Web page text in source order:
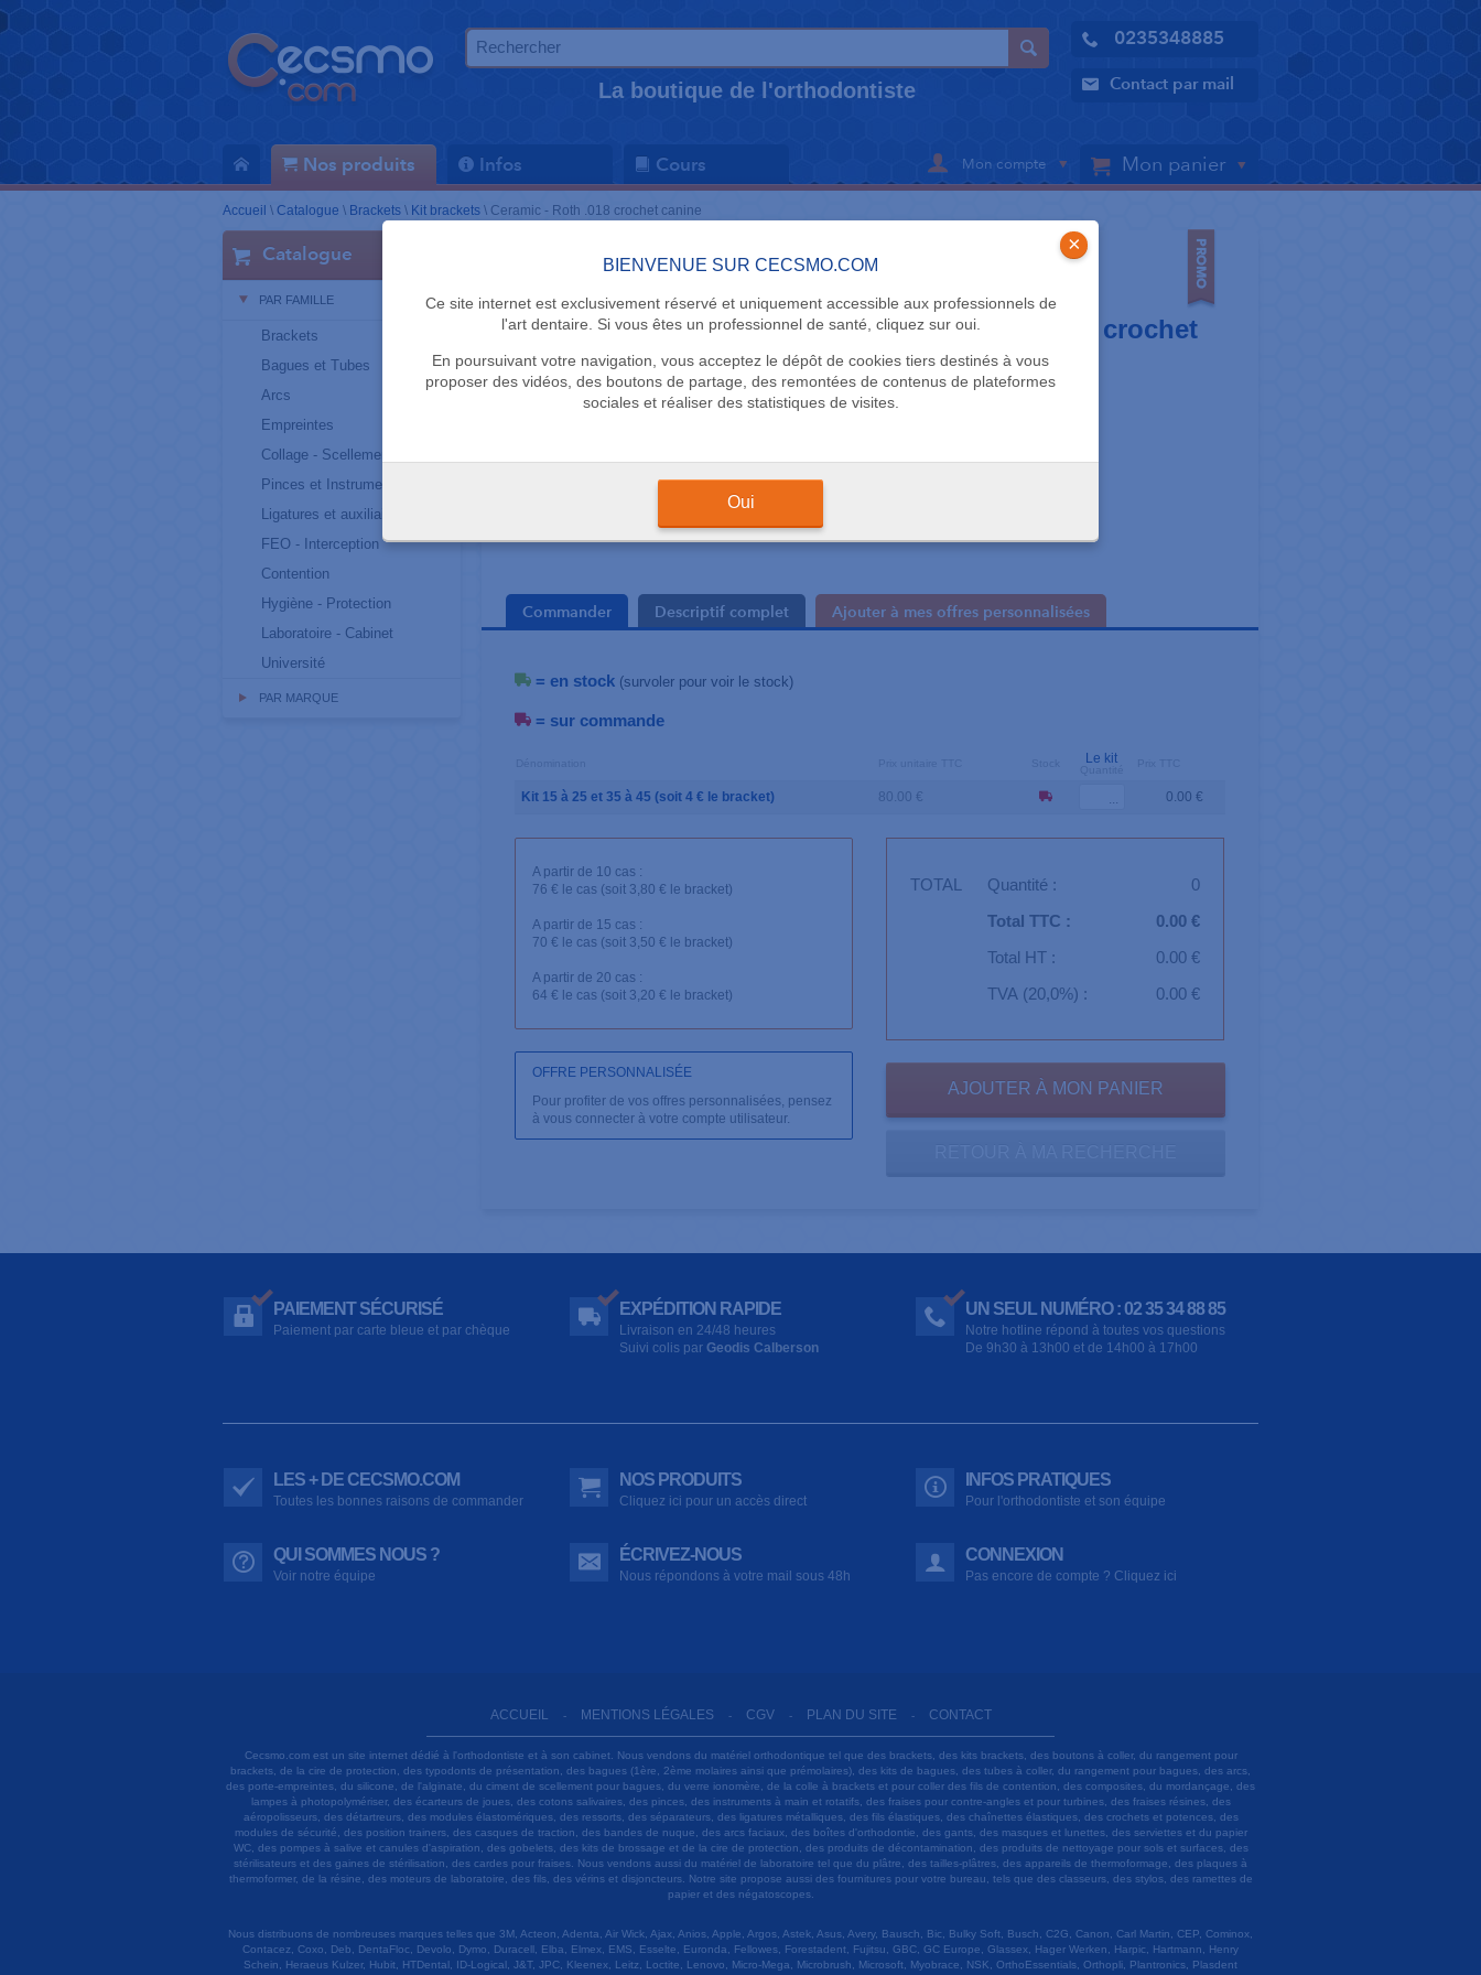
La boutique de l'orthodontiste
0235348885
Contact par mail
Nos produits Infos Cours Mon compte Mon panier
BIENVENUE SUR CECSMO.COM
Ce site internet est exclusivement réservé et uniquement accessible aux professionnels de
l'art dentaire. Si vous êtes un professionnel de santé, cliquez sur oui.
En poursuivant votre navigation, vous acceptez le dépôt de cookies tiers destinés à vous
proposer des vidéos, des boutons de partage, des remontées de contenus de plateformes
sociales et réaliser des statistiques de visites.
×
Oui
Accueil \ Catalogue \ Brackets \ Kit brackets \ Ceramic - Roth .018 crochet canine
Catalogue
PAR FAMILLE
Brackets
Bagues et Tubes
Arcs
Empreintes
Collage - Scellement
Pinces et Instruments
Ligatures et auxiliaires
FEO - Interception
Contention
Hygiène - Protection
Laboratoire - Cabinet
Université
PAR MARQUE
KIT BRACKETS
Ceramic - Roth .018 crochet
canine
DTC
Commander Descriptif complet Ajouter à mes offres personnalisées
= en stock (survoler pour voir le stock)
= sur commande
Le kit
Kit 15 à 25 et 35 à 45 (soit 4 € le bracket) 80.00 € 0.00 €
A partir de 10 cas :
76 € le cas (soit 3,80 € le bracket)
A partir de 15 cas :
70 € le cas (soit 3,50 € le bracket)
A partir de 20 cas :
64 € le cas (soit 3,20 € le bracket)
OFFRE PERSONNALISÉE
Pour profiter de vos offres personnalisées, pensez
à vous connecter à votre compte utilisateur.
TOTAL Quantité :
0
Total TTC :
0.00 €
Total HT :
0.00 €
TVA (20,0%) :
0.00 €
PAIEMENT SÉCURISÉ
Paiement par carte bleue et par chèque
EXPÉDITION RAPIDE
Livraison en 24/48 heures
Suivi colis par Geodis Calberson
UN SEUL NUMÉRO : 02 35 34 88 85
Notre hotline répond à toutes vos questions
De 9h30 à 13h00 et de 14h00 à 17h00
LES + DE CECSMO.COM
Toutes les bonnes raisons de commander
NOS PRODUITS
Cliquez ici pour un accès direct
INFOS PRATIQUES
Pour l'orthodontiste et son équipe
QUI SOMMES NOUS ?
Voir notre équipe
ÉCRIVEZ-NOUS
Nous répondons à votre mail sous 48h
CONNEXION
Pas encore de compte ? Cliquez ici
ACCUEIL - MENTIONS LÉGALES - CGV - PLAN DU SITE - CONTACT
Cecsmo.com est un site internet dédié à l'orthodontiste et à son cabinet. Nous vendons du matériel orthodontique tel que des brackets, des kits brackets, des boutons à coller, du rangement pour
brackets, de la cire de protection, des typodonts de présentation, des bagues (1ère, 2ème molaires ainsi que prémolaires), des kits de bagues, des tubes à coller, du rangement pour bagues, des arcs,
des porte-empreintes, du silicone, de l'alginate, du ciment de scellement pour bagues, du verre ionomère, de la colle à brackets et pour coller des fils de contention, des composites, du mordançage, des
lampes à photopolymériser, des écarteurs de joues, des cotons salivaires, des pinces, des instruments à main et rotatifs, des fraises pour contre-angles et pour turbines, des fraises résines, des
aéropolisseurs, des détartreurs, des modules élastomériques, des ressorts, des séparateurs, des ligatures métalliques, des fils élastiques, des chaînettes élastiques, des crochets et potences, des
modules de sécurité, des position trainers, des casques de traction, des bandes de nuque, des arcs faciaux, des boîtes d'orthodontie, des gants, des masques et lunettes, des serviettes et du papier
WC, des pompes à salive et canules d'aspiration, des gobelets, des kits de brossage et de la cire de protection, des produits de décontamination, des produits de nettoyage pour sols et surfaces, des
stérilisateurs et des gaines de stérilisation, des cardes pour fraises. Nous vendons aussi du matériel de laboratoire tel que du plâtre, des tailles-plâtres, des appareils de thermoformage, des plaques à
thermoformer, de la résine, des moteurs de laboratoire, des fils, des vérins et disjoncteurs. Notre site propose aussi des fournitures pour votre bureau, tels que des classeurs, des stylos, des ramettes de
papier et des négatoscopes.
Nous distribuons de nombreuses marques telles que 3M, Acteon, Adenta, Air Wick, Ajax, Anios, Apple, Argos, Astek, Asus, Avery, Bausch, Bic, Bulky Soft, Busch, C2G, Canon, Carl Martin, CEP, Cominox,
Contacez, Coxo, Deb, DentaFloc, Devolo, Dymo, Duracell, Elba, Elmex, EMS, Esselte, Euronda, Fellowes, Forestadent, Fujitsu, GBC, GC Europe, Glassex, Hager Werken, Harpic, Hartmann, Henry
Schein, Heraeus Kulzer, Hubit, HTDental, ID-Logical, J&T, JPC, Kleenex, Leitz, Loctite, Lenovo, Micro-Mega, Microbrush, Microsoft, Myobrace, NSK, OrthoEssentials, Orthopli, Plantronics, Plasdent